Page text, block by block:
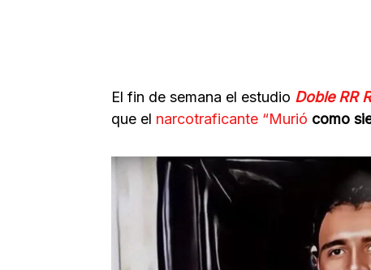
El fin de semana el estudio Doble RR
que el narcotraficante “Murió como